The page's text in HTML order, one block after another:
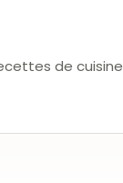
de cuisine